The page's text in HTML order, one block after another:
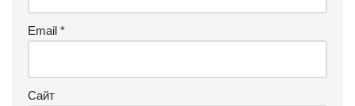
Email *
Сайт